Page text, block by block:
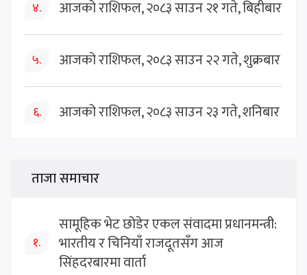
४. आजको राशिफल, २०८३ साउन २१ गते, बिहीबार
५. आजको राशिफल, २०८३ साउन २२ गते, शुक्रबार
६. आजको राशिफल, २०८३ साउन २३ गते, शनिबार
ताजा समाचार
१.
सामूहिक भेट छोडेर एकल संवादमा प्रधानमन्त्री:
भारतीय र चिनियाँ राजदूतसँग आज
सिंहदरबारमा वार्ता